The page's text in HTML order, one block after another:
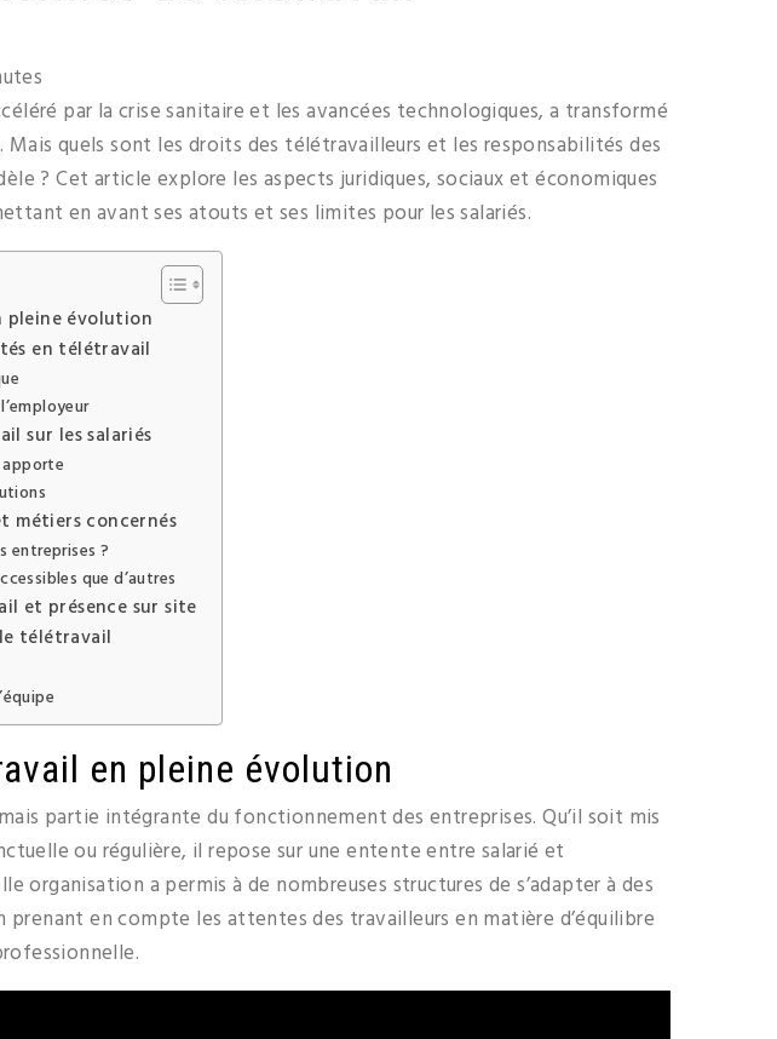
par la crise sanitaire et les avancées technologiques, a transformé
quels sont les droits des télétravailleurs et les responsabilités des
? Cet article explore les aspects juridiques, sociaux et économiques
en avant ses atouts et ses limites pour les salariés.
pleine évolution
en télétravail
sur les salariés
métiers concernés
entreprises ?
que d’autres
et présence sur site
télétravail
en pleine évolution
partie intégrante du fonctionnement des entreprises. Qu’il soit mis
ou régulière, il repose sur une entente entre salarié et
organisation a permis à de nombreuses structures de s’adapter à des
en compte les attentes des travailleurs en matière d’équilibre